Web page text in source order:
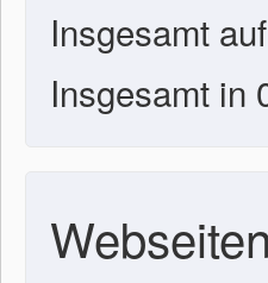
Insgesamt
Insgesamt in
Webseiten